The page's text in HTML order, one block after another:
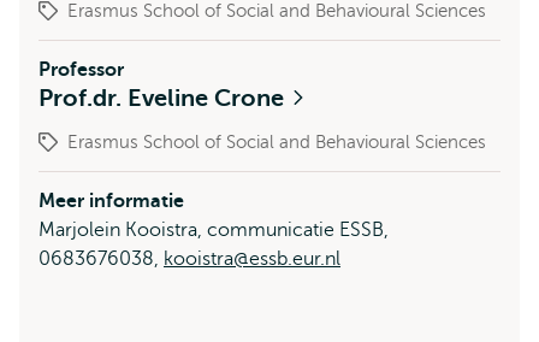
Erasmus School of Social and Behavioural Sciences
Professor
Prof.dr. Eveline Crone
Erasmus School of Social and Behavioural Sciences
Meer informatie
Marjolein Kooistra, communicatie ESSB,
0683676038, kooistra@essb.eur.nl